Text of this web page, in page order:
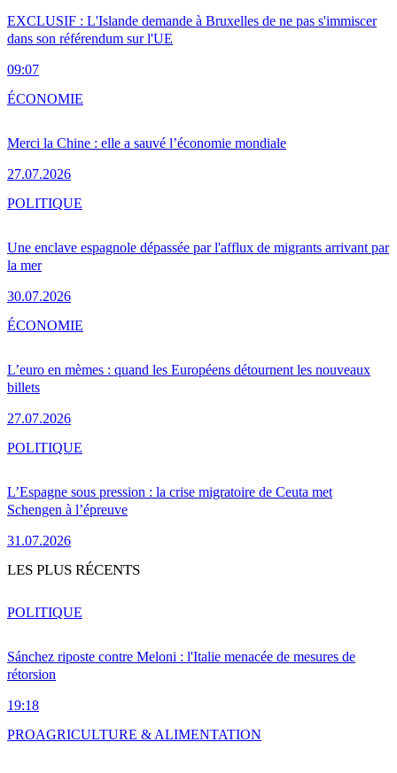
EXCLUSIF : L'Islande demande à Bruxelles de ne pas s'immiscer
dans son référendum sur l'UE
09:07
Merci la Chine : elle a sauvé l’économie mondiale
27.07.2026
ÉCONOMIE
Une enclave espagnole dépassée par l'afflux de migrants arrivant par
la mer
30.07.2026
POLITIQUE
L’euro en mèmes : quand les Européens détournent les nouveaux
billets
27.07.2026
ÉCONOMIE
L’Espagne sous pression : la crise migratoire de Ceuta met
Schengen à l’épreuve
31.07.2026
POLITIQUE
LES PLUS RÉCENTS
Sánchez riposte contre Meloni : l'Italie menacée de mesures de
rétorsion
19:18
POLITIQUE
PROAGRICULTURE & ALIMENTATION